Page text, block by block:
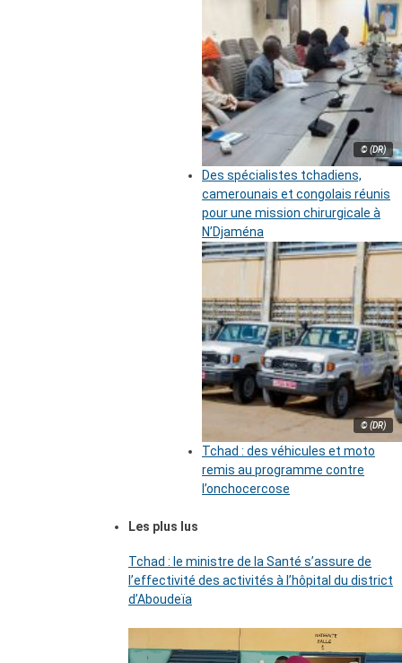
© (DR)
Des spécialistes tchadiens,
camerounais et congolais réunis
pour une mission chirurgicale à
N’Djaména
© (DR)
Tchad : des véhicules et moto
remis au programme contre
l’onchocercose
Les plus lus
Tchad : le ministre de la Santé s’assure de
l’effectivité des activités à l’hôpital du district
d’Aboudeïa